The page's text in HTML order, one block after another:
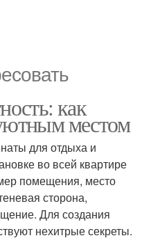
как
местом
для отдыха и
во всей квартире
помещения, место
сторона,
Для создания
нехитрые секреты.